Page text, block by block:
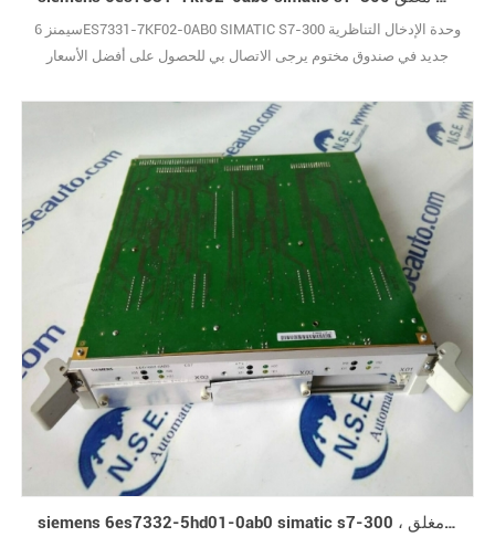
سيمنز 6ES7331-7KF02-0AB0 SIMATIC S7-300 وحدة الإدخال التناظرية
جديد في صندوق مختوم يرجى الاتصال بي للحصول على أفضل الأسعار
واحدة تلو الأخرى.) علامة تجارية جديدة مع الحزمة الأصلية يغطيها ضمان
سنة واحدة10
siemens 6es7332-5hd01-0ab0 simatic s7-300 ، خرج تناظري جديد في صندوق مغلق